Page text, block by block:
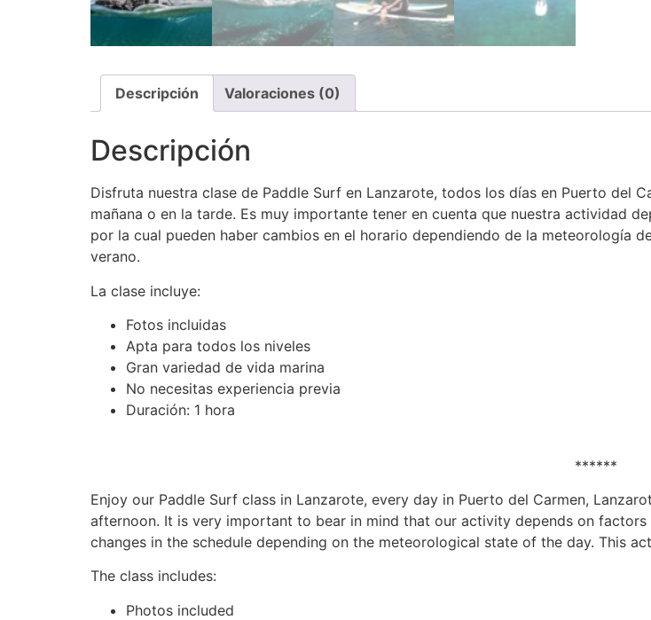
Descripción Valoraciones (0)
Descripción
Disfruta nuestra clase de Paddle Surf en Lanzarote, todos los días en Puerto del
mañana o en la tarde. Es muy importante tener en cuenta que nuestra actividad
por la cual pueden haber cambios en el horario dependiendo de la meteorología
verano.
La clase incluye:
Fotos incluidas
Apta para todos los niveles
Gran variedad de vida marina
No necesitas experiencia previa
Duración: 1 hora
******
Enjoy our Paddle Surf class in Lanzarote, every day in Puerto del Carmen,
afternoon. It is very important to bear in mind that our activity depends on
changes in the schedule depending on the meteorological state of the day. This
The class includes:
Photos included